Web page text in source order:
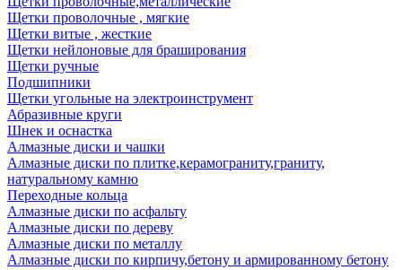
Щетки проволочные , мягкие
Щетки витые , жесткие
Щетки нейлоновые для браширования
Щетки ручные
Подшипники
Щетки угольные на электроинструмент
Абразивные круги
Шнек и оснастка
Алмазные диски и чашки
Алмазные диски по плитке,керамограниту,граниту,
натуральному камню
Переходные кольца
Алмазные диски по асфальту
Алмазные диски по дереву
Алмазные диски по металлу
Алмазные диски по кирпичу,бетону и армированному бетону